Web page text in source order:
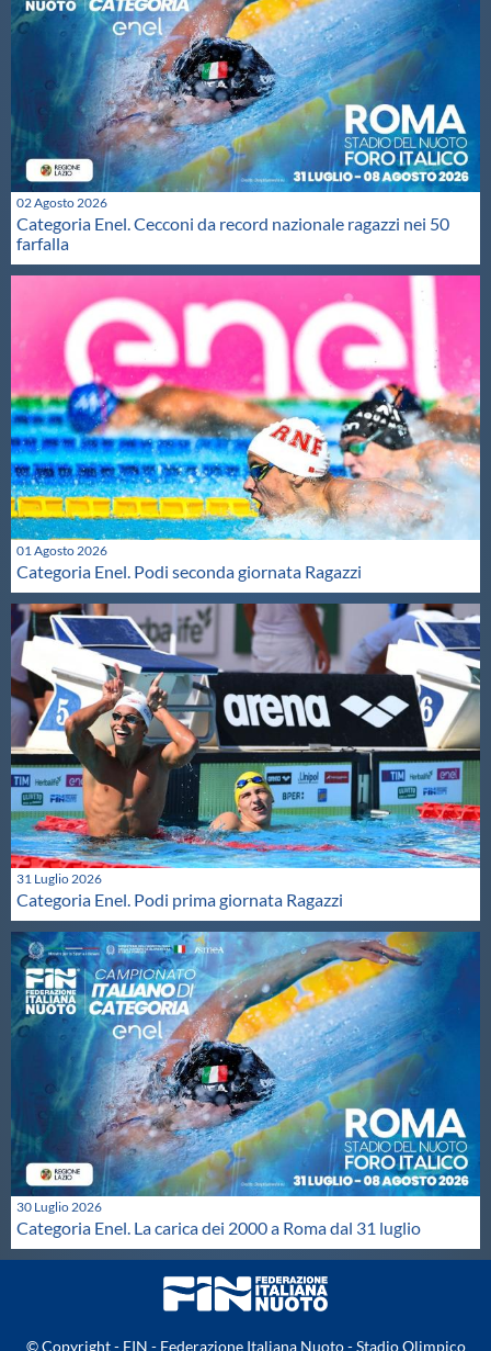
02 Agosto 2026
Categoria Enel. Cecconi da record nazionale ragazzi nei 50
farfalla
01 Agosto 2026
Categoria Enel. Podi seconda giornata Ragazzi
31 Luglio 2026
Categoria Enel. Podi prima giornata Ragazzi
30 Luglio 2026
Categoria Enel. La carica dei 2000 a Roma dal 31 luglio
© Copyright - FIN - Federazione Italiana Nuoto - Stadio Olimpico